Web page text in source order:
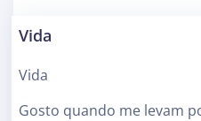
Vida
Vida
Gosto quando me levam